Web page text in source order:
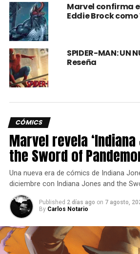
Creados por Jack Kirby y haciendo su
primera vez enThe Eternals #1
en
una raza alienígena que se considera
Marvel confirma
Eddie Brock
SPIDER-MAN: UN
Reseña
CÓMICS
Marvel revela
the Sword of
Una nueva era de cómics de Indiana
diciembre con Indiana Jones and the
Published 2 días ago on 7 agosto,
By Carlos Notario